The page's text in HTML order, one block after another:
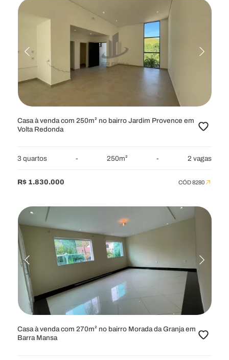
Casa à venda com 250m² no bairro Jardim Provence em
Volta Redonda
3 quartos - 250m² - 2 vagas
R$ 1.830.000 CÓD 8280
Casa à venda com 270m² no bairro Morada da Granja em
Barra Mansa